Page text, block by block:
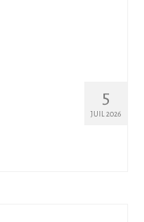
5
JUIL 2026